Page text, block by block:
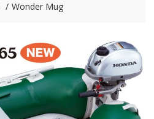
Wonder Mug